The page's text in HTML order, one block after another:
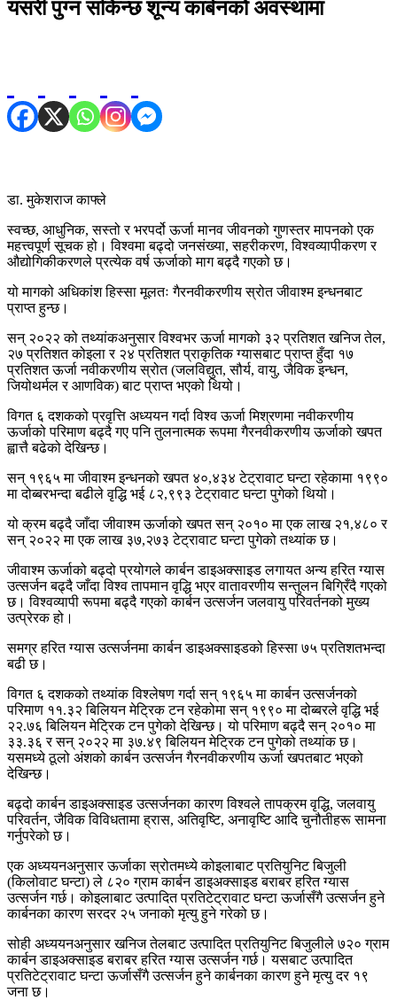
यसरी पुग्न सकिन्छ शून्य कार्बनको अवस्थामा
डा. मुकेशराज काफ्ले
स्वच्छ, आधुनिक, सस्तो र भरपर्दो ऊर्जा मानव जीवनको गुणस्तर मापनको एक
महत्त्वपूर्ण सूचक हो। विश्वमा बढ्दो जनसंख्या, सहरीकरण, विश्वव्यापीकरण र
औद्योगिकीकरणले प्रत्येक वर्ष ऊर्जाको माग बढ्दै गएको छ।
यो मागको अधिकांश हिस्सा मूलतः गैरनवीकरणीय स्रोत जीवाश्म इन्धनबाट
प्राप्त हुन्छ।
सन् २०२२ को तथ्यांकअनुसार विश्वभर ऊर्जा मागको ३२ प्रतिशत खनिज तेल,
२७ प्रतिशत कोइला र २४ प्रतिशत प्राकृतिक ग्यासबाट प्राप्त हुँदा १७
प्रतिशत ऊर्जा नवीकरणीय स्रोत (जलविद्युत, सौर्य, वायु, जैविक इन्धन,
जियोथर्मल र आणविक) बाट प्राप्त भएको थियो।
विगत ६ दशकको प्रवृत्ति अध्ययन गर्दा विश्व ऊर्जा मिश्रणमा नवीकरणीय
ऊर्जाको परिमाण बढ्दै गए पनि तुलनात्मक रूपमा गैरनवीकरणीय ऊर्जाको खपत
ह्वात्तै बढेको देखिन्छ।
सन् १९६५ मा जीवाश्म इन्धनको खपत ४०,४३४ टेट्रावाट घन्टा रहेकामा १९९०
मा दोब्बरभन्दा बढीले वृद्धि भई ८२,९९३ टेट्रावाट घन्टा पुगेको थियो।
यो क्रम बढ्दै जाँदा जीवाश्म ऊर्जाको खपत सन् २०१० मा एक लाख २१,४८० र
सन् २०२२ मा एक लाख ३७,२७३ टेट्रावाट घन्टा पुगेको तथ्यांक छ।
जीवाश्म ऊर्जाको बढ्दो प्रयोगले कार्बन डाइअक्साइड लगायत अन्य हरित ग्यास
उत्सर्जन बढ्दै जाँदा विश्व तापमान वृद्धि भएर वातावरणीय सन्तुलन बिग्रिँदै गएको
छ। विश्वव्यापी रूपमा बढ्दै गएको कार्बन उत्सर्जन जलवायु परिवर्तनको मुख्य
उत्प्रेरक हो।
समग्र हरित ग्यास उत्सर्जनमा कार्बन डाइअक्साइडको हिस्सा ७५ प्रतिशतभन्दा
बढी छ।
विगत ६ दशकको तथ्यांक विश्लेषण गर्दा सन् १९६५ मा कार्बन उत्सर्जनको
परिमाण ११.३२ बिलियन मेट्रिक टन रहेकोमा सन् १९९० मा दोब्बरले वृद्धि भई
२२.७६ बिलियन मेट्रिक टन पुगेको देखिन्छ। यो परिमाण बढ्दै सन् २०१० मा
३३.३६ र सन् २०२२ मा ३७.४९ बिलियन मेट्रिक टन पुगेको तथ्यांक छ।
यसमध्ये ठूलो अंशको कार्बन उत्सर्जन गैरनवीकरणीय ऊर्जा खपतबाट भएको
देखिन्छ।
बढ्दो कार्बन डाइअक्साइड उत्सर्जनका कारण विश्वले तापक्रम वृद्धि, जलवायु
परिवर्तन, जैविक विविधतामा ह्रास, अतिवृष्टि, अनावृष्टि आदि चुनौतीहरू सामना
गर्नुपरेको छ।
एक अध्ययनअनुसार ऊर्जाका स्रोतमध्ये कोइलाबाट प्रतियुनिट बिजुली
(किलोवाट घन्टा) ले ८२० ग्राम कार्बन डाइअक्साइड बराबर हरित ग्यास
उत्सर्जन गर्छ। कोइलाबाट उत्पादित प्रतिटेट्रावाट घन्टा ऊर्जासँगै उत्सर्जन हुने
कार्बनका कारण सरदर २५ जनाको मृत्यु हुने गरेको छ।
सोही अध्ययनअनुसार खनिज तेलबाट उत्पादित प्रतियुनिट बिजुलीले ७२० ग्राम
कार्बन डाइअक्साइड बराबर हरित ग्यास उत्सर्जन गर्छ। यसबाट उत्पादित
प्रतिटेट्रावाट घन्टा ऊर्जासँगै उत्सर्जन हुने कार्बनका कारण हुने मृत्यु दर १९
जना छ।